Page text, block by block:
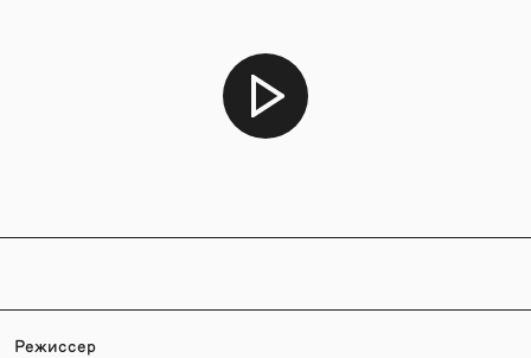
Режиссер